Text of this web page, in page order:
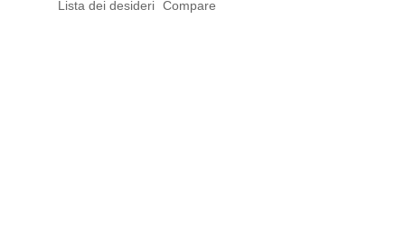
Lista dei desideri Compare